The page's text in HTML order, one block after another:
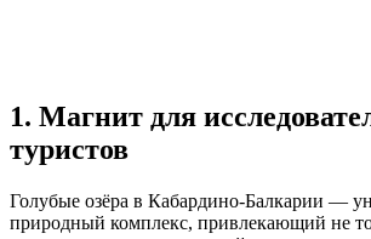
1. Магнит для
туристов
Голубые озёра в Кабардино-Балкарии —
природный комплекс, привлекающий не